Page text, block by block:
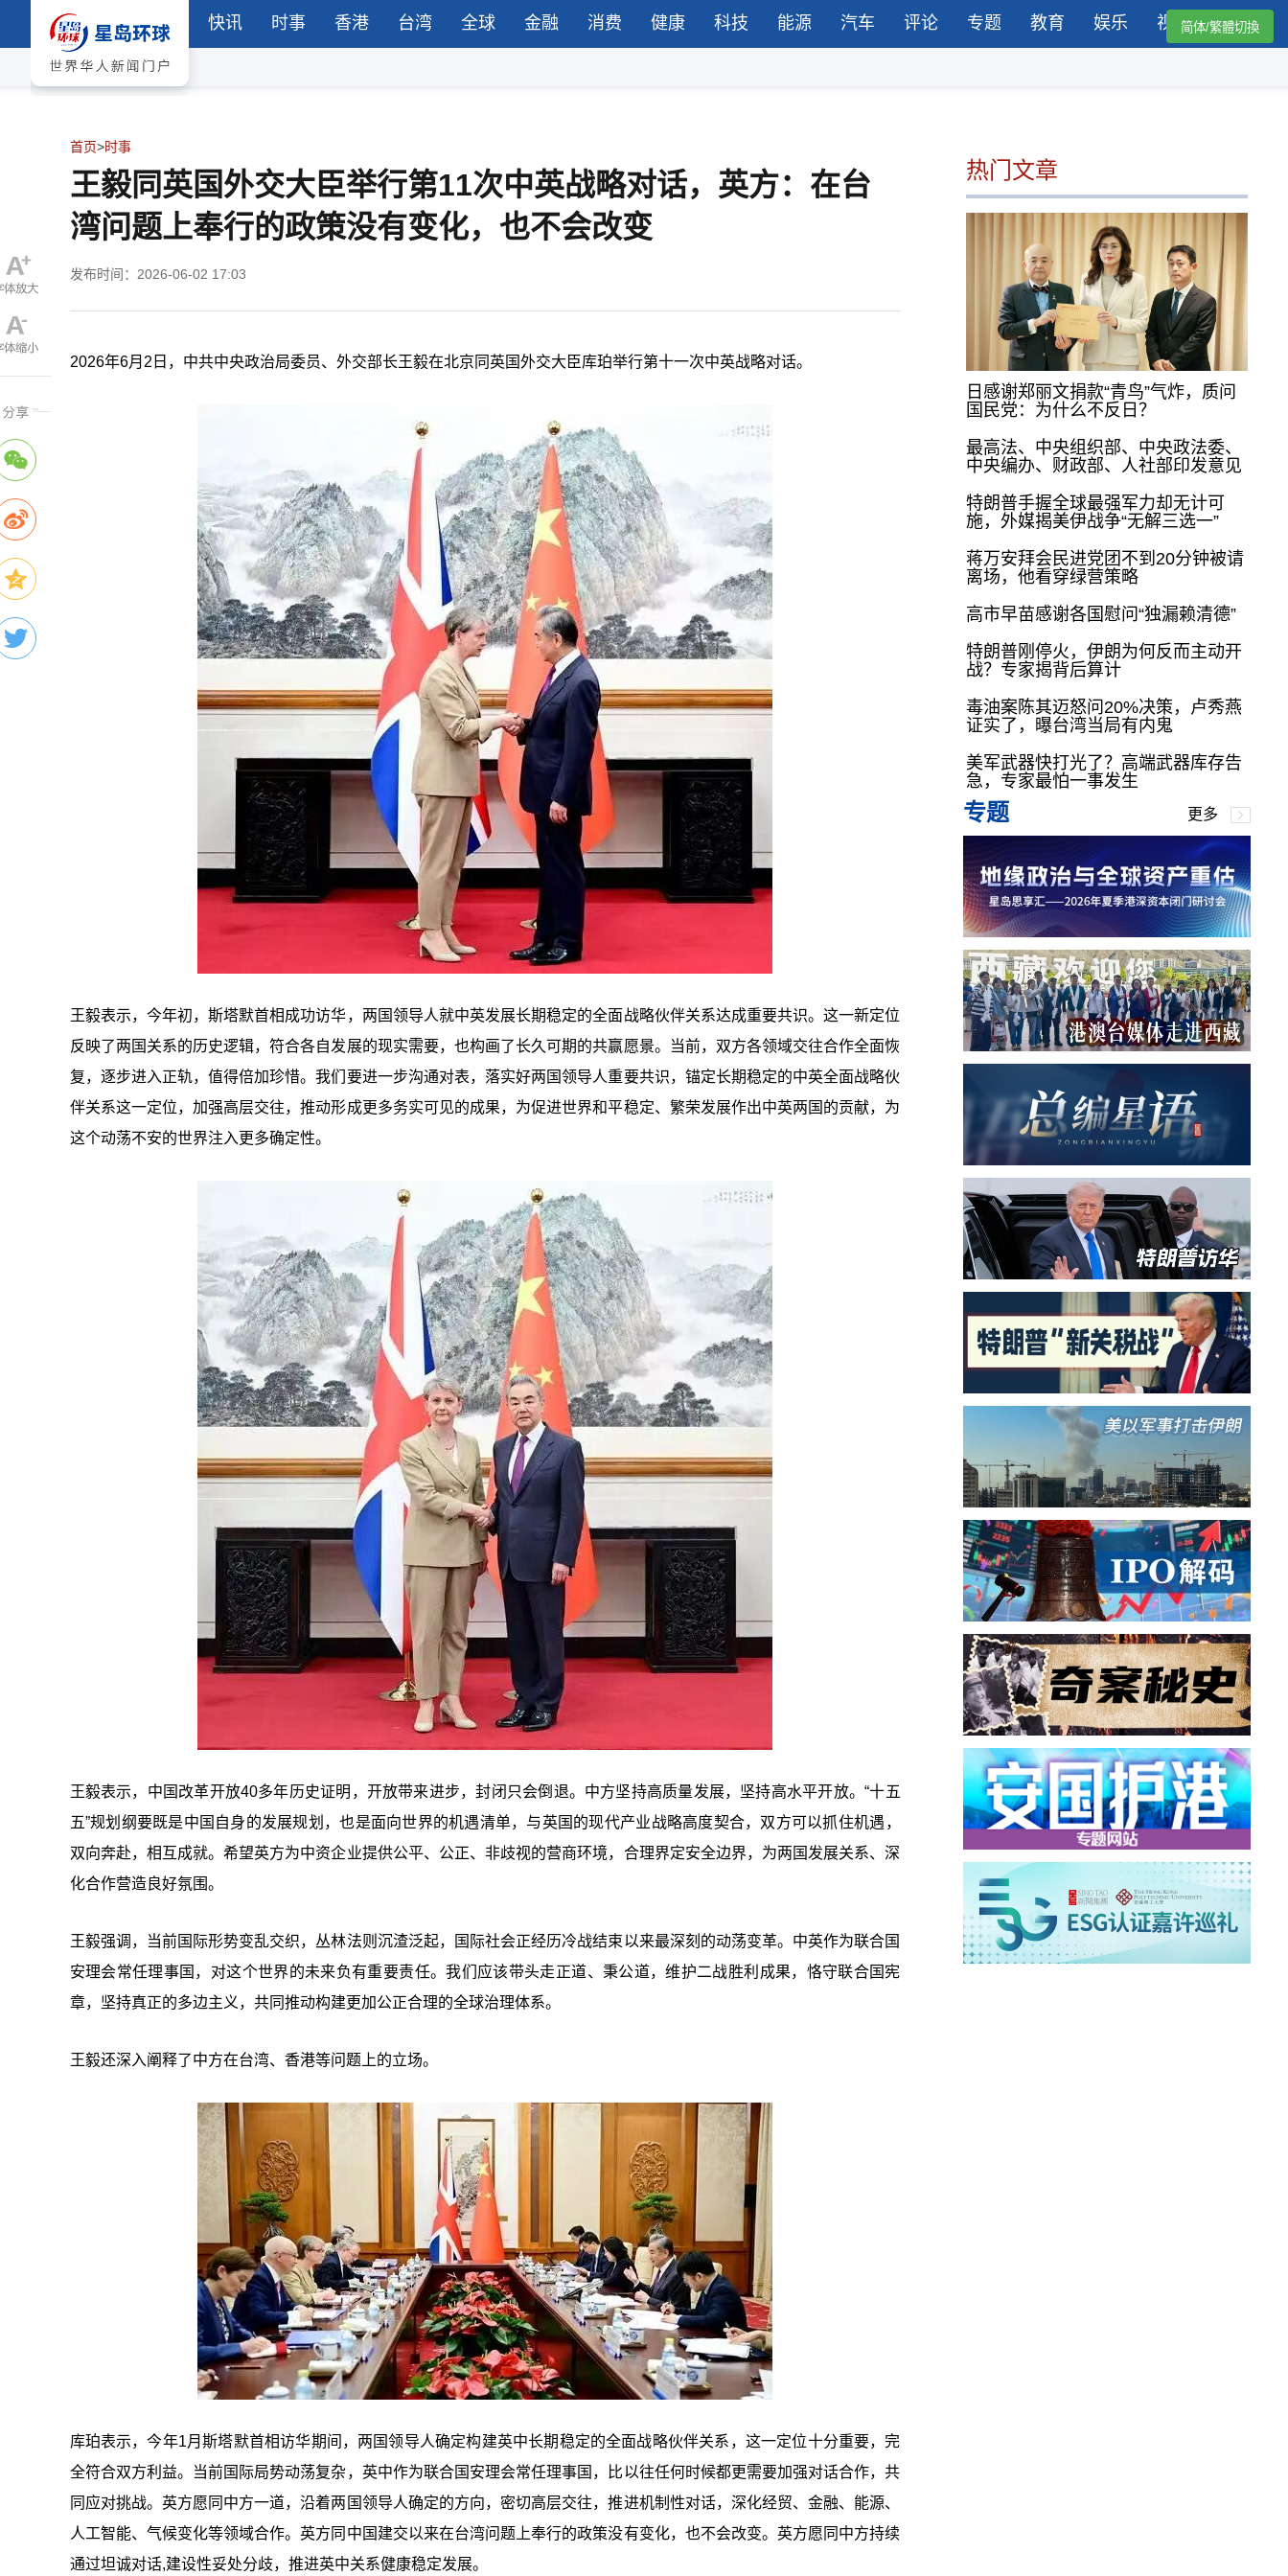
快讯 时事 香港 台湾 全球 金融 消费 健康 科技 能源 汽车 评论 专题 教育 娱乐 视频简体/繁體切換
首页>时事
王毅同英国外交大臣举行第11次中英战略对话，英方：在台
湾问题上奉行的政策没有变化，也不会改变
发布时间：2026-06-02 17:03
2026年6月2日，中共中央政治局委员、外交部长王毅在北京同英国外交大臣库珀举行第十一次中英战略对话。
王毅表示，今年初，斯塔默首相成功访华，两国领导人就中英发展长期稳定的全面战略伙伴关系达成重要共识。这一新定位
反映了两国关系的历史逻辑，符合各自发展的现实需要，也构画了长久可期的共赢愿景。当前，双方各领域交往合作全面恢
复，逐步进入正轨，值得倍加珍惜。我们要进一步沟通对表，落实好两国领导人重要共识，锚定长期稳定的中英全面战略伙
伴关系这一定位，加强高层交往，推动形成更多务实可见的成果，为促进世界和平稳定、繁荣发展作出中英两国的贡献，为
这个动荡不安的世界注入更多确定性。
王毅表示，中国改革开放40多年历史证明，开放带来进步，封闭只会倒退。中方坚持高质量发展，坚持高水平开放。“十五
五”规划纲要既是中国自身的发展规划，也是面向世界的机遇清单，与英国的现代产业战略高度契合，双方可以抓住机遇，
双向奔赴，相互成就。希望英方为中资企业提供公平、公正、非歧视的营商环境，合理界定安全边界，为两国发展关系、深
化合作营造良好氛围。
王毅强调，当前国际形势变乱交织，丛林法则沉渣泛起，国际社会正经历冷战结束以来最深刻的动荡变革。中英作为联合国
安理会常任理事国，对这个世界的未来负有重要责任。我们应该带头走正道、秉公道，维护二战胜利成果，恪守联合国宪
章，坚持真正的多边主义，共同推动构建更加公正合理的全球治理体系。
王毅还深入阐释了中方在台湾、香港等问题上的立场。
库珀表示，今年1月斯塔默首相访华期间，两国领导人确定构建英中长期稳定的全面战略伙伴关系，这一定位十分重要，完
全符合双方利益。当前国际局势动荡复杂，英中作为联合国安理会常任理事国，比以往任何时候都更需要加强对话合作，共
同应对挑战。英方愿同中方一道，沿着两国领导人确定的方向，密切高层交往，推进机制性对话，深化经贸、金融、能源、
人工智能、气候变化等领域合作。英方同中国建交以来在台湾问题上奉行的政策没有变化，也不会改变。英方愿同中方持续
通过坦诚对话,建设性妥处分歧，推进英中关系健康稳定发展。
热门文章
日感谢郑丽文捐款“青鸟”气炸，质问
国民党：为什么不反日？
最高法、中央组织部、中央政法委、
中央编办、财政部、人社部印发意见
特朗普手握全球最强军力却无计可
施，外媒揭美伊战争“无解三选一”
蒋万安拜会民进党团不到20分钟被请
离场，他看穿绿营策略
高市早苗感谢各国慰问“独漏赖清德”
特朗普刚停火，伊朗为何反而主动开
战？专家揭背后算计
毒油案陈其迈怒问20%决策，卢秀燕
证实了，曝台湾当局有内鬼
美军武器快打光了？高端武器库存告
急，专家最怕一事发生
专题 更多